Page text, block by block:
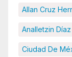
Allan Cruz
Analletzin
Ciudad De